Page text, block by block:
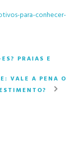
para-conhecer-
PRAIAS E
VALE A PENA O